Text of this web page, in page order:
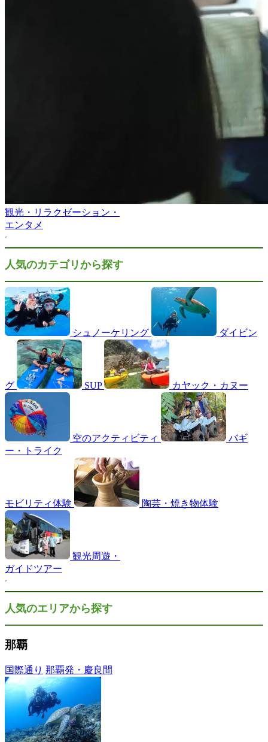
観光・リラクゼーション・
エンタメ
人気のカテゴリから探す
シュノーケリング ダイビン
グ SUP カヤック・カヌー
空のアクティビティ
バギ
ー・トライク
モビリティ体験 陶芸・焼き物体験
観光周遊・
ガイドツアー
人気のエリアから探す
那覇
国際通り 那覇発・慶良間